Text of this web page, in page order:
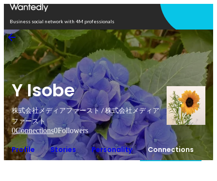
Business social network with 4M professionals
Y Isobe
株式会社メディアファースト / 株式会社メディア
ファースト
0Connections0Followers
Profile Stories Personality Connections